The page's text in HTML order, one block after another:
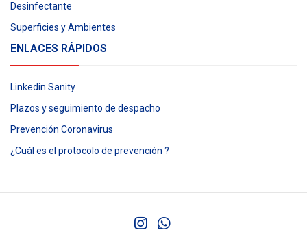
Desinfectante
Superficies y Ambientes
ENLACES RÁPIDOS
Linkedin Sanity
Plazos y seguimiento de despacho
Prevención Coronavirus
¿Cuál es el protocolo de prevención ?